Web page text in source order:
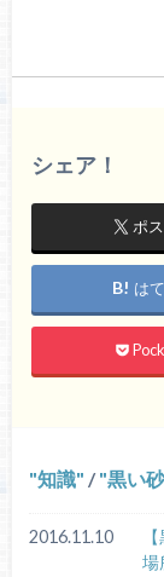
シェア！
ポ
は
知識 / 黒い
2016.11.10
場